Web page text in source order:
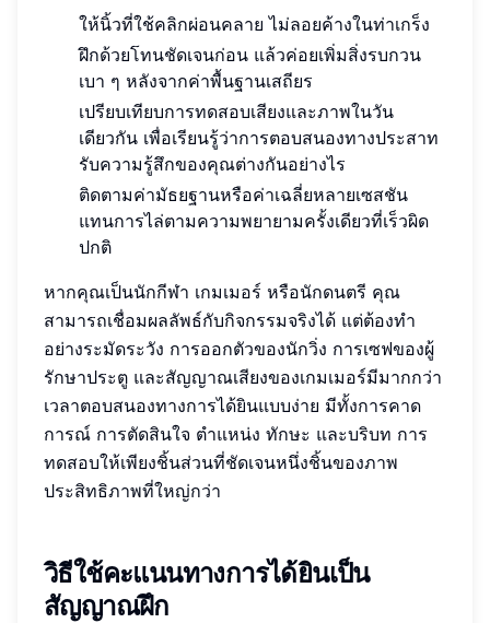
ให้นิ้วที่ใช้คลิกผ่อนคลาย ไม่ลอยค้างในท่าเกร็ง
ฝึกด้วยโทนชัดเจนก่อน แล้วค่อยเพิ่มสิ่งรบกวน
เบา ๆ หลังจากค่าพื้นฐานเสถียร
เปรียบเทียบการทดสอบเสียงและภาพในวัน
เดียวกัน เพื่อเรียนรู้ว่าการตอบสนองทางประสาท
รับความรู้สึกของคุณต่างกันอย่างไร
ติดตามค่ามัธยฐานหรือค่าเฉลี่ยหลายเซสชัน
แทนการไล่ตามความพยายามครั้งเดียวที่เร็วผิด
ปกติ
หากคุณเป็นนักกีฬา เกมเมอร์ หรือนักดนตรี คุณ
สามารถเชื่อมผลลัพธ์กับกิจกรรมจริงได้ แต่ต้องทำ
อย่างระมัดระวัง การออกตัวของนักวิ่ง การเซฟของผู้
รักษาประตู และสัญญาณเสียงของเกมเมอร์มีมากกว่า
เวลาตอบสนองทางการได้ยินแบบง่าย มีทั้งการคาด
การณ์ การตัดสินใจ ตำแหน่ง ทักษะ และบริบท การ
ทดสอบให้เพียงชิ้นส่วนที่ชัดเจนหนึ่งชิ้นของภาพ
ประสิทธิภาพที่ใหญ่กว่า
วิธีใช้คะแนนทางการได้ยินเป็น
สัญญาณฝึก